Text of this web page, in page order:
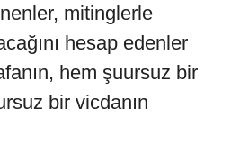
mitinglerle
hesap edenler
hem şuursuz bir
bir vicdanın